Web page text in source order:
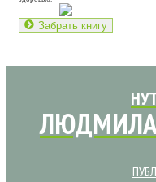
Забрать книгу